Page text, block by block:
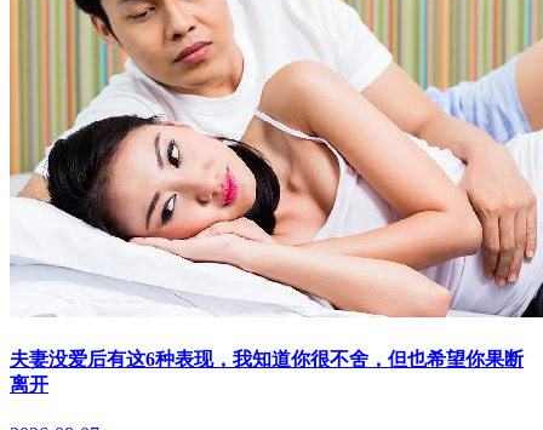
夫妻没爱后有这6种表现，我知道你很不舍，但也希望你果断
离开